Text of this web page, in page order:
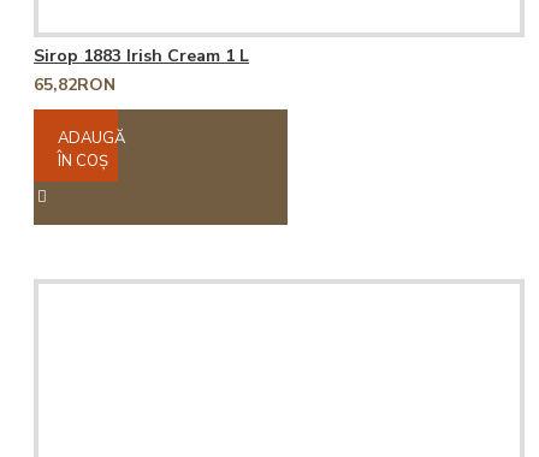
Sirop 1883 Irish Cream 1 L
65,82RON
ADAUGĂ
ÎN COŞ